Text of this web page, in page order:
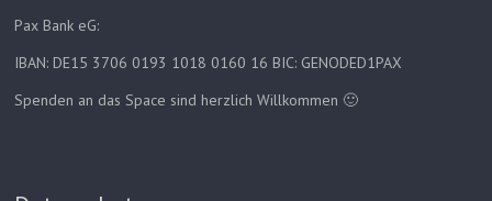
Pax Bank eG:
IBAN: DE15 3706 0193 1018 0160 16 BIC: GENODED1PAX
Spenden an das Space sind herzlich Willkommen 🙂